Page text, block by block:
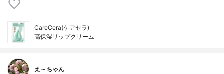
CareCera(ケアセラ)
高保湿リップクリーム
え～ちゃん